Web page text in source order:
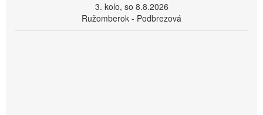
3. kolo, so 8.8.2026
Ružomberok - Podbrezová